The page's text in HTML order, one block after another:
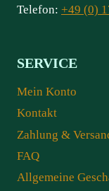
Telefon: +49 (0)
SERVICE
Mein Konto
Kontakt
Zahlung &
FAQ
Allgemeine